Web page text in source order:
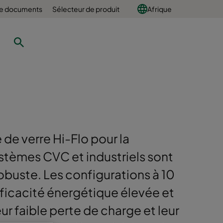
documents Sélecteur de produit Afrique
verre Hi-Flo pour la
CVC et industriels sont
Les configurations à 10
énergétique élevée et
faible perte de charge et leur